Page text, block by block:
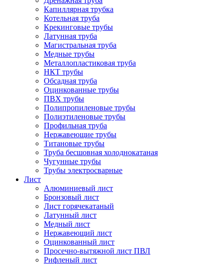
Капиллярная трубка
Котельная труба
Крекинговые трубы
Латунная труба
Магистральная труба
Медные трубы
Металлопластиковая труба
НКТ трубы
Обсадная труба
Оцинкованные трубы
ПВХ трубы
Полипропиленовые трубы
Полиэтиленовые трубы
Профильная труба
Нержавеющие трубы
Титановые трубы
Труба бесшовная холоднокатаная
Чугунные трубы
Трубы электросварные
Лист
Алюминиевый лист
Бронзовый лист
Лист горячекатаный
Латунный лист
Медный лист
Нержавеющий лист
Оцинкованный лист
Просечно-вытяжной лист ПВЛ
Рифленый лист